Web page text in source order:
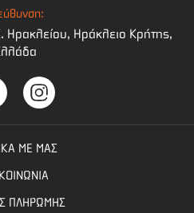
Ηρακλείου, Ηράκλειο Κρήτης,
ΜΕ ΜΑΣ
ΠΛΗΡΩΜΗΣ